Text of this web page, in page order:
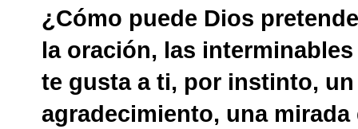
¿Cómo puede Dios
la oración, las
te gusta a ti, por instinto,
agradecimiento, una